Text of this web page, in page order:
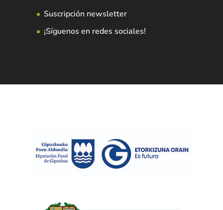
Suscripción newsletter
¡Síguenos en redes sociales!